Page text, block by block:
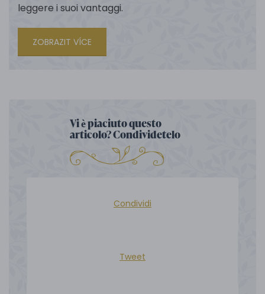
leggere i suoi vantaggi.
ZOBRAZIT VÍCE
Vi è piaciuto questo
articolo? Condividetelo
Condividi
Tweet